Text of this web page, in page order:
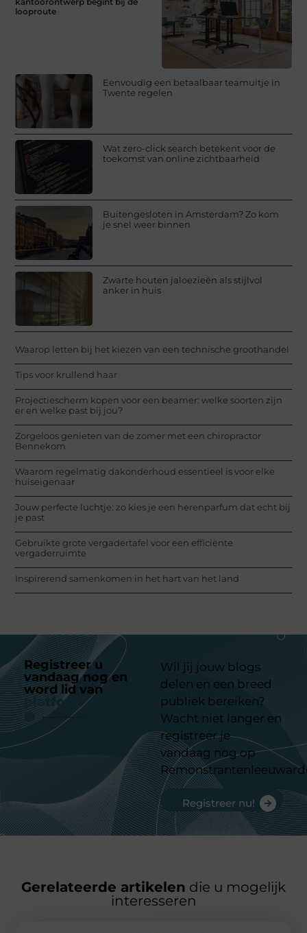
looproute
Eenvoudig een betaalbaar teamuitje in
Twente regelen
Wat zero-click search betekent voor de
toekomst van online zichtbaarheid
Buitengesloten in Amsterdam? Zo kom
je snel weer binnen
Zwarte houten jaloezieën als stijlvol
anker in huis
Waarop letten bij het kiezen van een technische groothandel
Tips voor krullend haar
Projectiescherm kopen voor een beamer: welke soorten zijn
er en welke past bij jou?
Zorgeloos genieten van de zomer met een chiropractor
Bennekom
Waarom regelmatig dakonderhoud essentieel is voor elke
huiseigenaar
Jouw perfecte luchtje: zo kies je een herenparfum dat echt bij
je past
Gebruikte grote vergadertafel voor een efficiënte
vergaderruimte
Inspirerend samenkomen in het hart van het land
Registreer u
vandaag nog en
word lid van
platform
Wil jij jouw blogs
delen en een breed
publiek bereiken?
Wacht niet langer en
registreer je
vandaag nog op
Registreer nu!
Gerelateerde artikelen die u mogelijk
interesseren